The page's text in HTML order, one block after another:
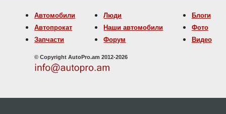
Автомобили
Автопрокат
Запчасти
Люди
Наши автомобили
Форум
Блоги
Фото
Видео
© Copyright AutoPro.am 2012-2026